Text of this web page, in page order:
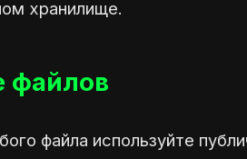
хранилище.
файлов
файла используйте